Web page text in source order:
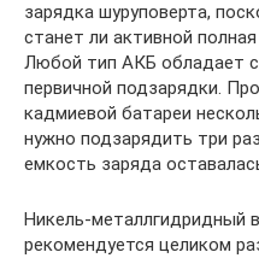
зарядка шуруповерта,
станет ли активной
Любой тип АКБ обладает
первичной подзарядки.
кадмиевой батареи
нужно подзарядить три
емкость заряда
Никель-металлгидридный
рекомендуется целиком